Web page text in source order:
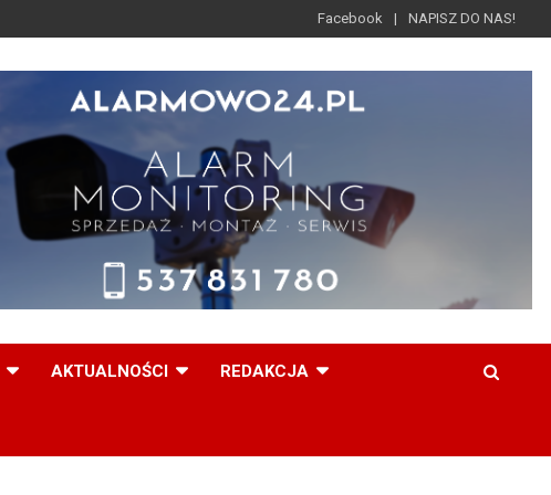
Facebook NAPISZ DO NAS!
AKTUALNOŚCI REDAKCJA